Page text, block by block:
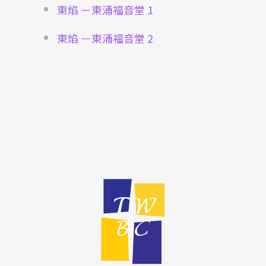
東焰 －東涌福音堂 1
東焰 －東涌福音堂 2